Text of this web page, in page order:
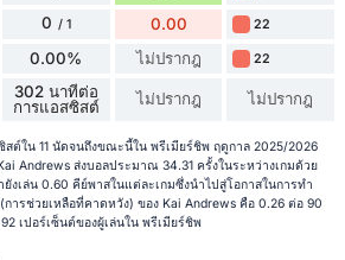
0 / 1 0.00 22
0.00% ไม่ปรากฎ 22
302 นาทีต่อ
การแอสซิสต์
ไม่ปรากฎ ไม่ปรากฎ
สต์ใน 11 นัดจนถึงขณะนี้ใน พรีเมียร์ชิพ ฤดูกาล 2025/2026
Andrews ส่งบอลประมาณ 34.31 ครั้งในระหว่างเกมด้วย
ยังเล่น 0.60 คีย์พาสในแต่ละเกมซึ่งนำไปสู่โอกาสในการทำ
รช่วยเหลือที่คาดหวัง) ของ Kai Andrews คือ 0.26 ต่อ 90
เปอร์เซ็นต์ของผู้เล่นใน พรีเมียร์ชิพ